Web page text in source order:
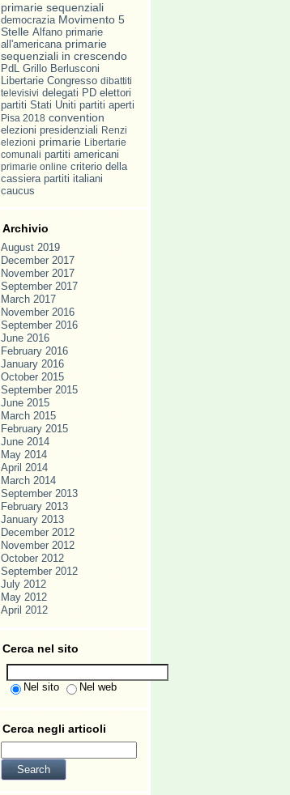
primarie sequenziali
democrazia Movimento 5
Stelle Alfano primarie
all'americana primarie
sequenziali in crescendo
PdL Grillo Berlusconi
Libertarie Congresso dibattiti
televisivi delegati PD elettori
partiti Stati Uniti partiti aperti
Pisa 2018 convention
elezioni presidenziali Renzi
elezioni primarie Libertarie
comunali partiti americani
primarie online criterio della
cassiera partiti italiani
caucus
Archivio
August 2019
December 2017
November 2017
September 2017
March 2017
November 2016
September 2016
June 2016
February 2016
January 2016
October 2015
September 2015
June 2015
March 2015
February 2015
June 2014
May 2014
April 2014
March 2014
September 2013
February 2013
January 2013
December 2012
November 2012
October 2012
September 2012
July 2012
May 2012
April 2012
Cerca nel sito
Nel sito Nel web
Cerca negli articoli